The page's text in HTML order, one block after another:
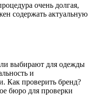
очень долгая,
содержать актуальную
выбирают для одежды
и
Как проверить бренд?
бюро для проверки